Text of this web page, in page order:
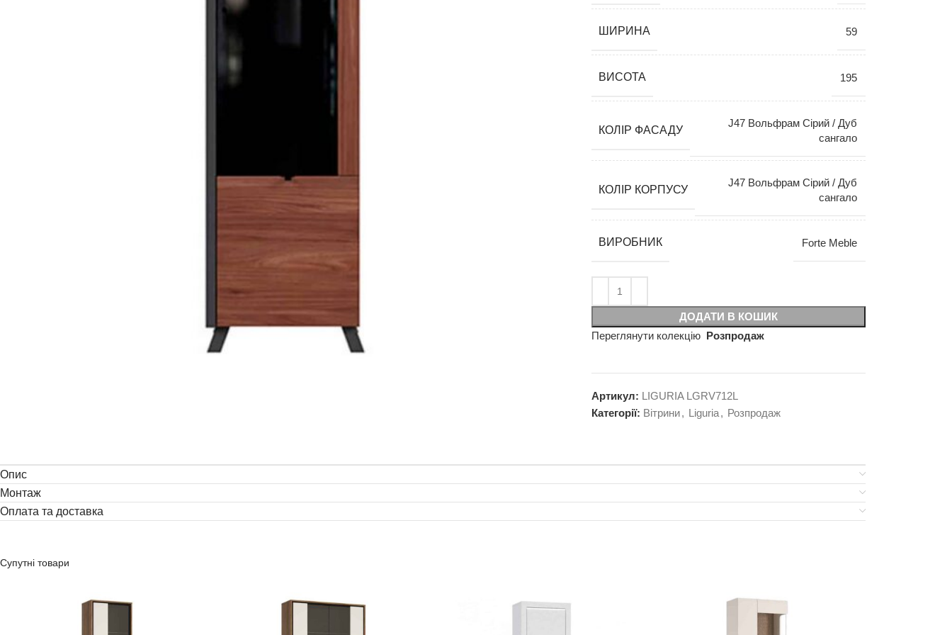
ШИРИНА 59
ВИСОТА 195
КОЛІР ФАСАДУ
J47 Вольфрам Сірий / Дуб
сангало
КОЛІР КОРПУСУ
J47 Вольфрам Сірий / Дуб
сангало
ВИРОБНИК Forte Meble
ДОДАТИ В КОШИК
Переглянути колекцію Розпродаж
Артикул: LIGURIA LGRV712L
Категорії: Вітрини, Liguria, Розпродаж
Опис
Монтаж
Оплата та доставка
Супутні товари